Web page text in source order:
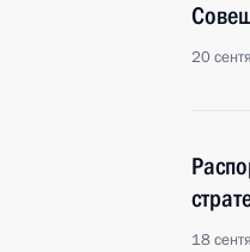
20
18